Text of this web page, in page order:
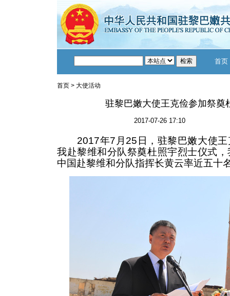
首页
首页 > 大使活动
驻黎巴嫩大使王克俭参加祭奠
2017-07-26 17:10
2017年7月25日，驻黎巴嫩大使王
我赴黎维和分队祭奠杜照宇烈士仪式
中国赴黎维和分队指挥长黄云率近五十